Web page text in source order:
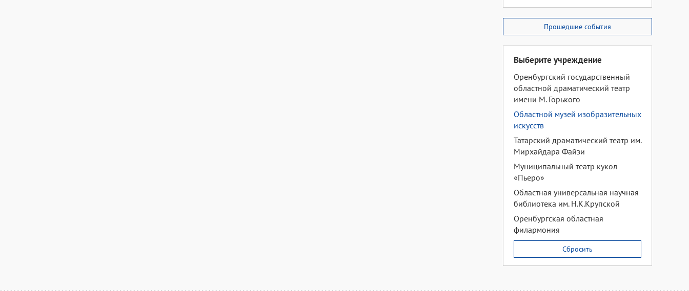
Прошедшие события
Выберите учреждение
Оренбургский государственный
областной драматический театр
имени М. Горького
Областной музей изобразительных
искусств
Татарский драматический театр им.
Мирхайдара Файзи
Муниципальный театр кукол
«Пьеро»
Областная универсальная научная
библиотека им. Н.К.Крупской
Оренбургская областная
филармония
Сбросить